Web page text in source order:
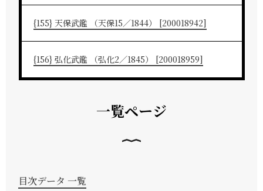
{155} 天保武鑑 （天保15／1844） [200018942]
{156} 弘化武鑑 （弘化2／1845） [200018959]
一覧ページ
目次データ 一覧